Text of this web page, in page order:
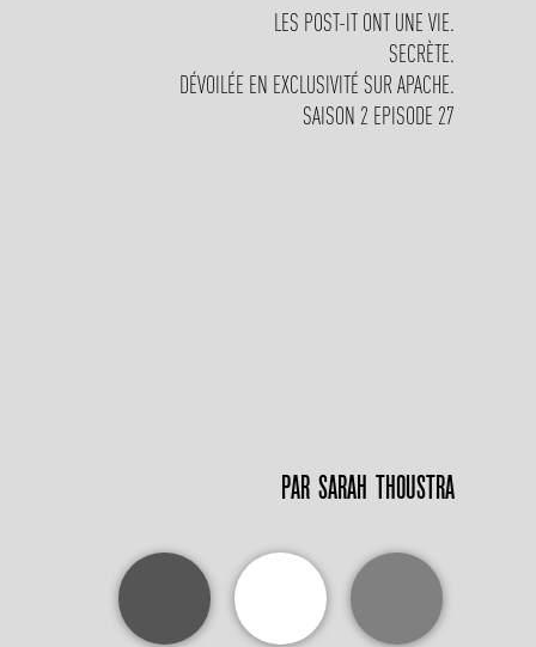
LES POST-IT ONT UNE VIE.
SECRÈTE.
DÉVOILÉE EN EXCLUSIVITÉ SUR APACHE.
SAISON 2 EPISODE 27
PAR SARAH THOUSTRA